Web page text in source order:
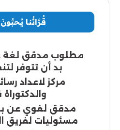
قُرَّائُنا
بد أن تتوفر
مركز لاعداد
مسئوليات لفريق